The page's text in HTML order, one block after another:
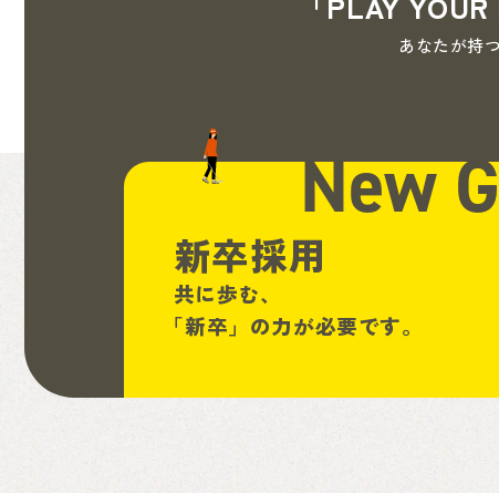
あなたが持
New
新卒採用
共に歩む、
「新卒」 の力が必要です。